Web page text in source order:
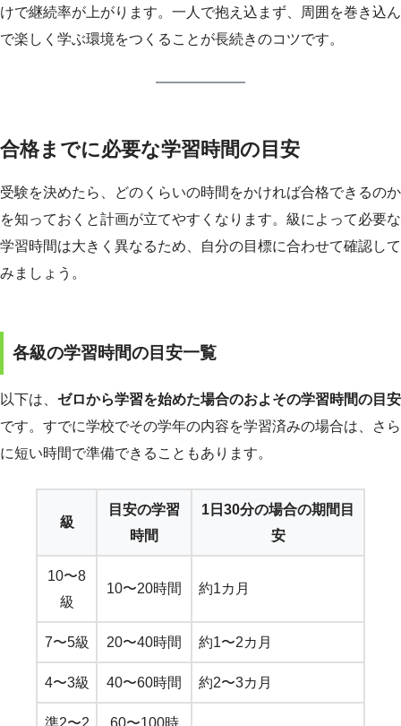
けで継続率が上がります。一人で抱え込まず、周囲を巻き込ん
で楽しく学ぶ環境をつくることが長続きのコツです。
合格までに必要な学習時間の目安
受験を決めたら、どのくらいの時間をかければ合格できるのか
を知っておくと計画が立てやすくなります。級によって必要な
学習時間は大きく異なるため、自分の目標に合わせて確認して
みましょう。
各級の学習時間の目安一覧
以下は、 ゼロから学習を始めた場合のおよその学習時間の目安
です。すでに学校でその学年の内容を学習済みの場合は、さら
に短い時間で準備できることもあります。
級
目安の学習
時間
1日30分の場合の期間目
安
10〜8
級
10〜20時間 約1カ月
7〜5級 20〜40時間 約1〜2カ月
4〜3級 40〜60時間 約2〜3カ月